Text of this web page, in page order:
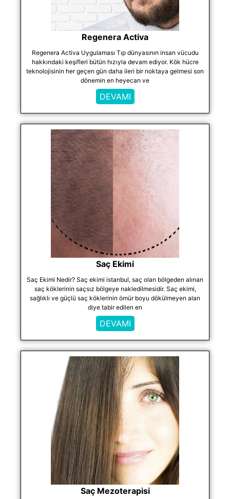
Regenera Activa
Regenera Activa Uygulaması Tıp dünyasının insan vücudu
hakkındaki keşifleri bütün hızıyla devam ediyor. Kök hücre
teknolojisinin her geçen gün daha ileri bir noktaya gelmesi son
dönemin en heyecan ve
DEVAMI
Saç Ekimi
Saç Ekimi Nedir? Saç ekimi istanbul, saç olan bölgeden alınan
saç köklerinin saçsız bölgeye nakledilmesidir. Saç ekimi,
sağlıklı ve güçlü saç köklerinin ömür boyu dökülmeyen alan
diye tabir edilen en
DEVAMI
Saç Mezoterapisi